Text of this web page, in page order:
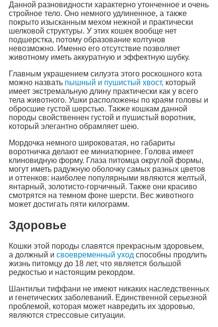
Данной разновидности характерно утонченное и очень
стройное тело. Оно немного удлиненное, а также
покрыто изысканным мехом нежной и практически
шелковой структуры. У этих кошек вообще нет
подшерстка, потому образование колтунов
невозможно. Именно его отсутствие позволяет
животному иметь аккуратную и эффектную шубку.
Главным украшением силуэта этого роскошного кота
можно назвать пышный и пушистый хвост, который
имеет экстремальную длину практически как у всего
тела животного. Ушки расположены по краям головы и
обросшие густой шерстью. Также кошкам данной
породы свойственнен густой и пушистый воротник,
который элегантно обрамляет шею.
Мордочка немного широковатая, но габариты
воротничка делают ее миниатюрнее. Голова имеет
клиновидную форму. Глаза питомца округлой формы,
могут иметь радужную оболочку самых разных цветов
и оттенков: наиболее популярными являются желтый,
янтарный, золотисто-горчичный. Также они красиво
смотрятся на темном фоне шерсти. Вес животного
может достигать пяти килограмм.
Здоровье
Кошки этой породы славятся прекрасным здоровьем,
а должный и своевременный уход способны продлить
жизнь питомцу до 18 лет, что является большой
редкостью и настоящим рекордом.
Шантильи тиффани не имеют никаких наследственных
и генетических заболеваний. Единственной серьезной
проблемой, которая может навредить их здоровью,
являются стрессовые ситуации.